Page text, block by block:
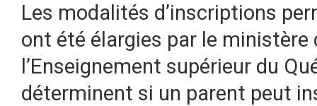
Les modalités d’inscriptions
ont été élargies par le ministère
l’Enseignement supérieur du
déterminent si un parent peut